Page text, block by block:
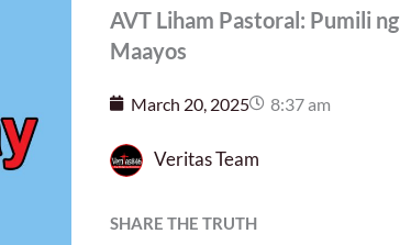
AVT Liham Pastoral: Pumili ng
Maayos
March 20, 2025 8:37 am
Veritas Team
SHARE THE TRUTH